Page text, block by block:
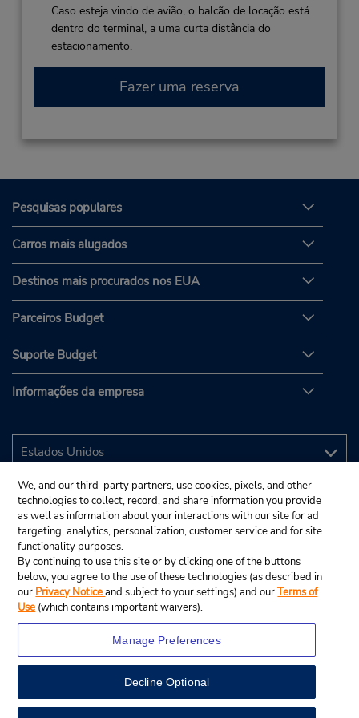
View Map
Caso esteja vindo de avião, o balcão de locação está
dentro do terminal, a uma curta distância do
estacionamento.
Fazer uma reserva
Pesquisas populares
Carros mais alugados
Destinos mais procurados nos EUA
Parceiros Budget
Suporte Budget
Informações da empresa
© 2025 Budget Rent A Car System, Inc.
We, and our third-party partners, use cookies, pixels, and other
technologies to collect, record, and share information you provide
as well as information about your interactions with our site for ad
targeting, analytics, personalization, customer service and for site
functionality purposes.
By continuing to use this site or by clicking one of the buttons
below, you agree to the use of these technologies (as described in
our Privacy Noticeand subject to your settings) and ourTerms of
Use (which contains important waivers).
Manage Preferences
Decline Optional